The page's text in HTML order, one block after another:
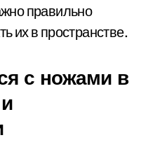
правильно
их в пространстве.
с ножами в